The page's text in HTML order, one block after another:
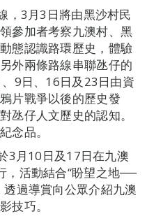
，3月3日將由黑沙村民
參加者考察九澳村、黑
態認識路環歷史，體驗
外兩條路線串聯氹仔的
9日、16日及23日由資
片戰爭以後的歷史發
氹仔人文歷史的認知。
念品。
3月10日及17日在九澳
，活動結合“盼望之地──
過導賞向公眾介紹九澳
技巧。